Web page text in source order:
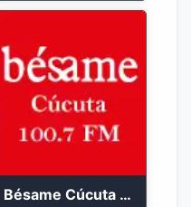
Bésame Cúcuta en vivo 2023